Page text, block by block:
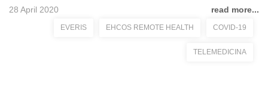
28 April 2020 read more...
EVERIS EHCOS REMOTE HEALTH COVID-19
TELEMEDICINA